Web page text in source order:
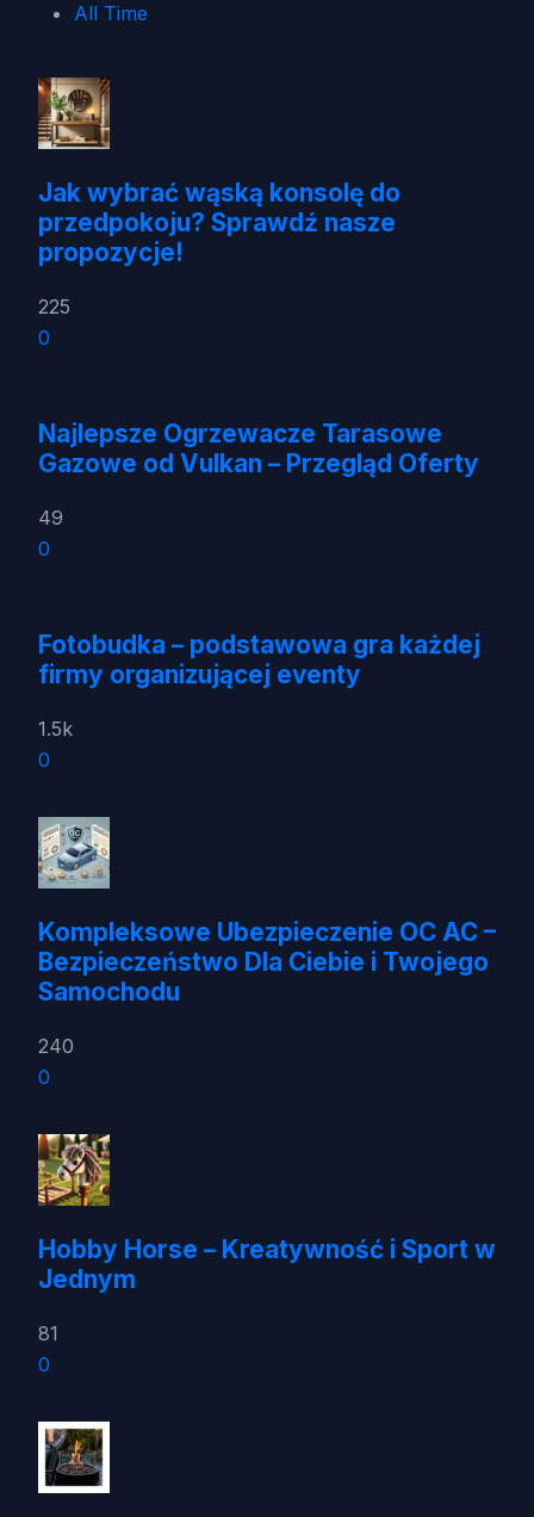
All Time
Jak wybrać wąską konsolę do
przedpokoju? Sprawdź nasze
propozycje!
225
0
Najlepsze Ogrzewacze Tarasowe
Gazowe od Vulkan – Przegląd Oferty
49
0
Fotobudka – podstawowa gra każdej
firmy organizującej eventy
1.5k
0
Kompleksowe Ubezpieczenie OC AC –
Bezpieczeństwo Dla Ciebie i Twojego
Samochodu
240
0
Hobby Horse – Kreatywność i Sport w
Jednym
81
0